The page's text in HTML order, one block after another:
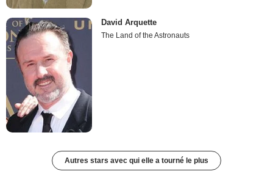
David Arquette
The Land of the Astronauts
Autres stars avec qui elle a tourné le plus